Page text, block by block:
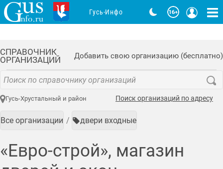
СПРАВОЧНИК
ОРГАНИЗАЦИЙ
Добавить свою организацию (бесплатно)
Гусь-Хрустальный и район Поиск организаций по адресу
Все организации двери входные
«Евро-строй», магазин
Гусь-Инфо